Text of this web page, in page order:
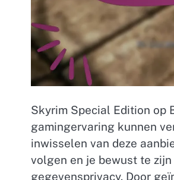
Skyrim Special Edition op
gamingervaring kunnen
inwisselen van deze
volgen en je bewust te
gegevensprivacy. Door